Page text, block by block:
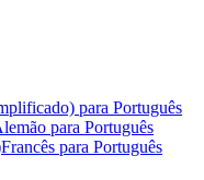
para Português
para Português
Francês para Português